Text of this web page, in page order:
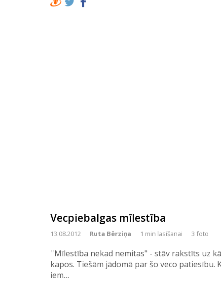
Vecpiebalgas mīlestība
13.08.2012 Ruta Bērziņa 1 min lasīšanai 3 foto
''Mīlestība nekad nemitas" - stāv rakstīts uz
kapos. Tiešām jādomā par šo veco patiesību.
iem…